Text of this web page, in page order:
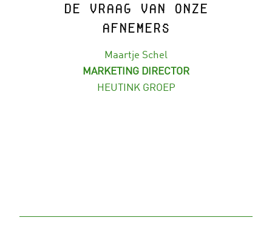
de vraag van onze
afnemers
Maartje Schel
MARKETING DIRECTOR
HEUTINK GROEP